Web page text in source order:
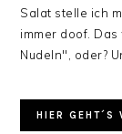
Salat stelle ich
immer doof.
Nudeln", oder?
HIER GEHT´S